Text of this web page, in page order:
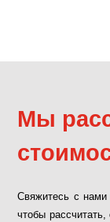
Мы
Свяжитесь с нами
чтобы рассчитать,